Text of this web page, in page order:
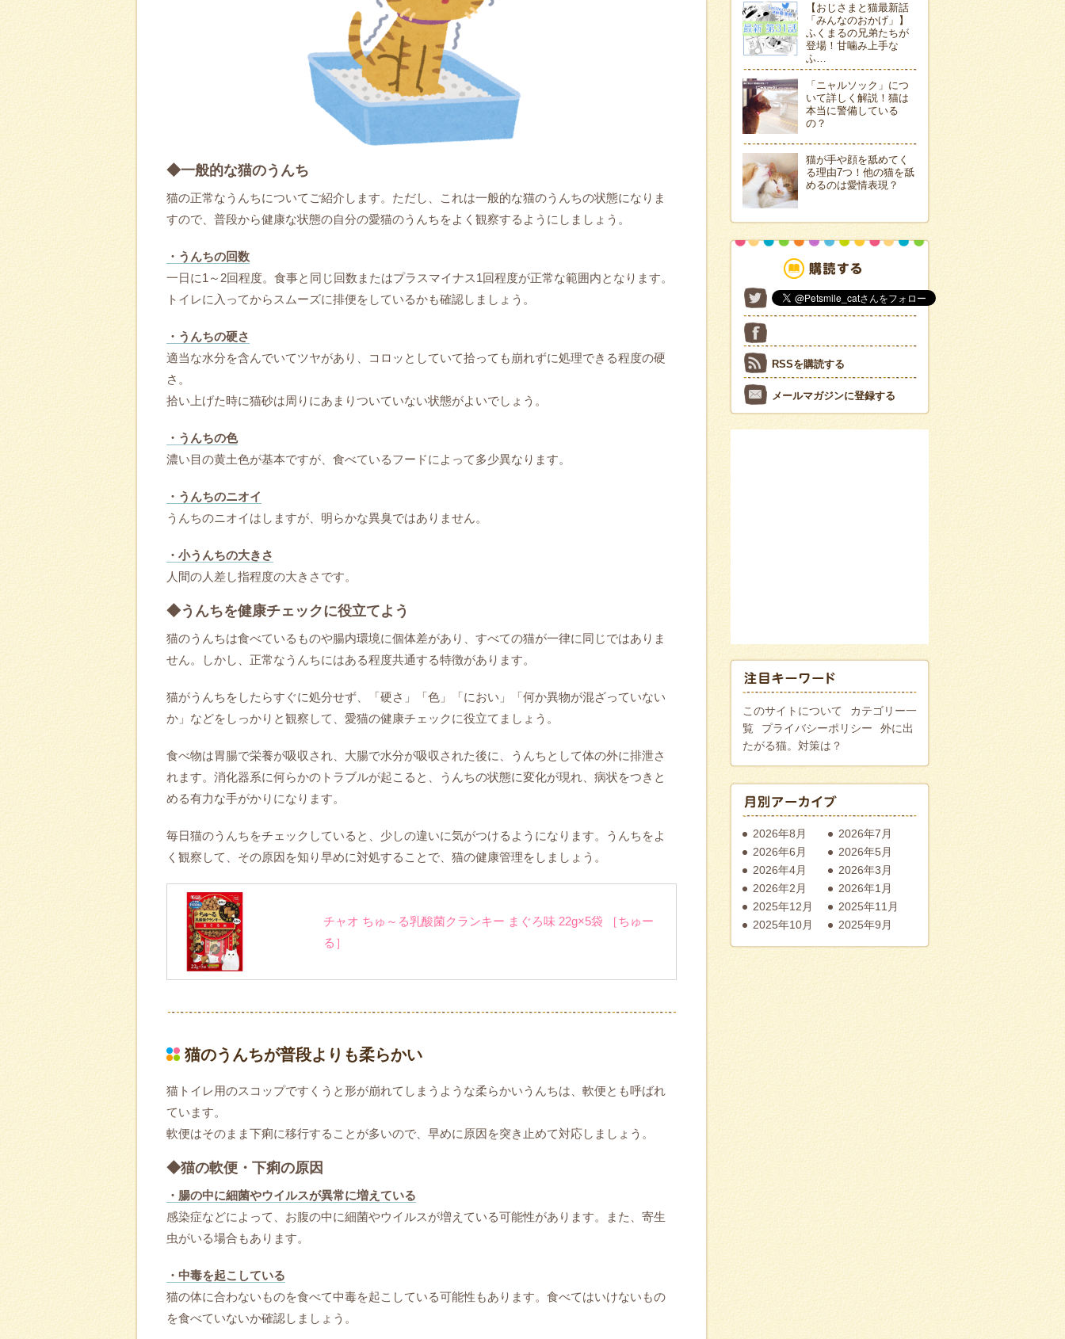
◆一般的な猫のうんち
猫の正常なうんちについてご紹介します。ただし、これは一般的な猫のうんちの状態になりま
すので、普段から健康な状態の自分の愛猫のうんちをよく観察するようにしましょう。
・うんちの回数
一日に1～2回程度。食事と同じ回数またはプラスマイナス1回程度が正常な範囲内となります。
トイレに入ってからスムーズに排便をしているかも確認しましょう。
・うんちの硬さ
適当な水分を含んでいてツヤがあり、コロッとしていて拾っても崩れずに処理できる程度の硬
さ。
拾い上げた時に猫砂は周りにあまりついていない状態がよいでしょう。
・うんちの色
濃い目の黄土色が基本ですが、食べているフードによって多少異なります。
・うんちのニオイ
うんちのニオイはしますが、明らかな異臭ではありません。
・小うんちの大きさ
人間の人差し指程度の大きさです。
◆うんちを健康チェックに役立てよう
猫のうんちは食べているものや腸内環境に個体差があり、すべての猫が一律に同じではありま
せん。しかし、正常なうんちにはある程度共通する特徴があります。
猫がうんちをしたらすぐに処分せず、「硬さ」「色」「におい」「何か異物が混ざっていない
か」などをしっかりと観察して、愛猫の健康チェックに役立てましょう。
食べ物は胃腸で栄養が吸収され、大腸で水分が吸収された後に、うんちとして体の外に排泄さ
れます。消化器系に何らかのトラブルが起こると、うんちの状態に変化が現れ、病状をつきと
める有力な手がかりになります。
毎日猫のうんちをチェックしていると、少しの違いに気がつけるようになります。うんちをよ
く観察して、その原因を知り早めに対処することで、猫の健康管理をしましょう。
チャオ ちゅ～る乳酸菌クランキー まぐろ味 22g×5袋 ［ちゅー
る］
猫のうんちが普段よりも柔らかい
猫トイレ用のスコップですくうと形が崩れてしまうような柔らかいうんちは、軟便とも呼ばれ
ています。
軟便はそのまま下痢に移行することが多いので、早めに原因を突き止めて対応しましょう。
◆猫の軟便・下痢の原因
・腸の中に細菌やウイルスが異常に増えている
感染症などによって、お腹の中に細菌やウイルスが増えている可能性があります。また、寄生
虫がいる場合もあります。
・中毒を起こしている
猫の体に合わないものを食べて中毒を起こしている可能性もあります。食べてはいけないもの
を食べていないか確認しましょう。
【おじさまと猫最新話
「みんなのおかげ」】
ふくまるの兄弟たちが
登場！甘噛み上手な
ふ…
「ニャルソック」につ
いて詳しく解説！猫は
本当に警備している
の？
猫が手や顔を舐めてく
る理由7つ！他の猫を舐
めるのは愛情表現？
RSSを購読する
メールマガジンに登録する
このサイトについて
カテゴリー一
覧
プライバシーポリシー
外に出
たがる猫。対策は？
2026年8月
2026年7月
2026年6月
2026年5月
2026年4月
2026年3月
2026年2月
2026年1月
2025年12月
2025年11月
2025年10月
2025年9月